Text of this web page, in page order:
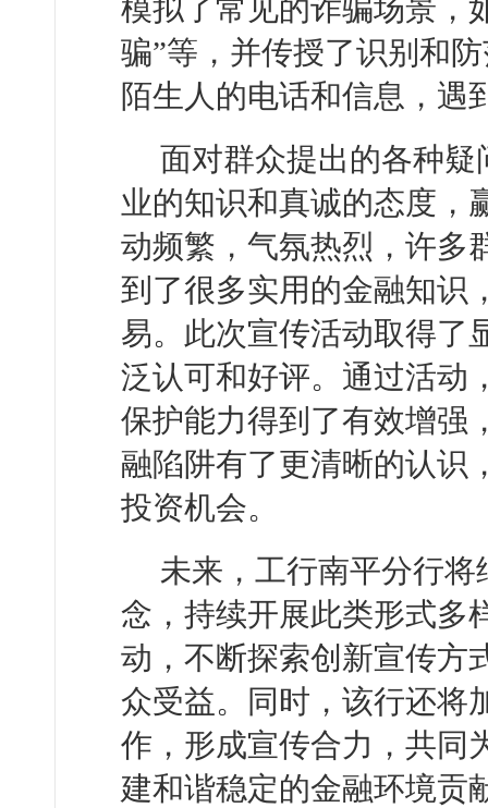
模拟了常见的诈骗场景，
骗”等，并传授了识别和
陌生人的电话和信息，遇
面对群众提出的各种
业的知识和真诚的态度，
动频繁，气氛热烈，许多
到了很多实用的金融知识
易。此次宣传活动取得了
泛认可和好评。通过活动
保护能力得到了有效增强
融陷阱有了更清晰的认识
投资机会。
未来，工行南平分行将
念，持续开展此类形式多
动，不断探索创新宣传方
众受益。同时，该行还将
作，形成宣传合力，共同
建和谐稳定的金融环境贡